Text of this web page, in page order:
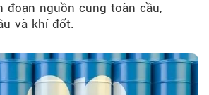
đoạn nguồn cung toàn cầu,
và khí đốt.